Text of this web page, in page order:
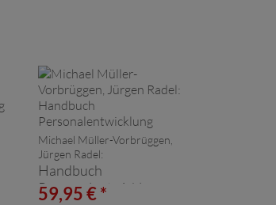
Michael Müller-Vorbrüggen,
Jürgen Radel:
Handbuch
Personalentwicklung
59,95 € *